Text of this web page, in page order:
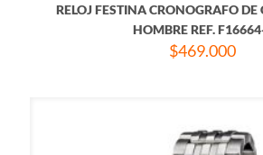
RELOJ FESTINA CRONOGRAFO
HOMBRE REF.
$469.000